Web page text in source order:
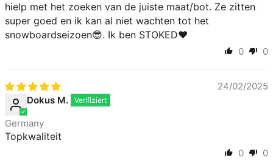
hielp met het zoeken van de juiste maat/bot. Ze zitten
super goed en ik kan al niet wachten tot het
snowboardseizoen😎. Ik ben STOKED❤️
0 0
24/02/2025
Dokus M.
Germany
Topkwaliteit
0 0